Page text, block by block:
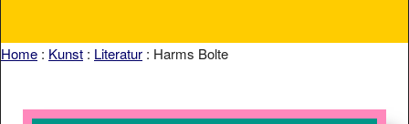
Home : Kunst : Literatur : Harms Bolte